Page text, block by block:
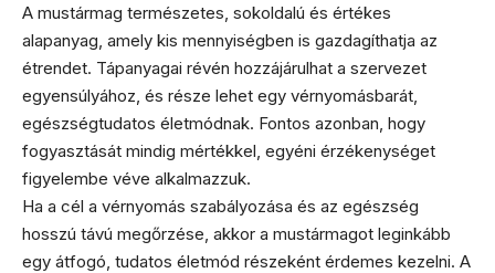
A mustármag természetes, sokoldalú és értékes
alapanyag, amely kis mennyiségben is gazdagíthatja az
étrendet. Tápanyagai révén hozzájárulhat a szervezet
egyensúlyához, és része lehet egy vérnyomásbarát,
egészségtudatos életmódnak. Fontos azonban, hogy
fogyasztását mindig mértékkel, egyéni érzékenységet
figyelembe véve alkalmazzuk.
Ha a cél a vérnyomás szabályozása és az egészség
hosszú távú megőrzése, akkor a mustármagot leginkább
egy átfogó, tudatos életmód részeként érdemes kezelni. A